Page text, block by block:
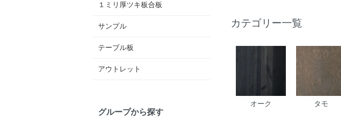
カテゴリー一覧
オーク タモ
１ミリ厚ツキ板合板
サンプル
テーブル板
アウトレット
グループから探す